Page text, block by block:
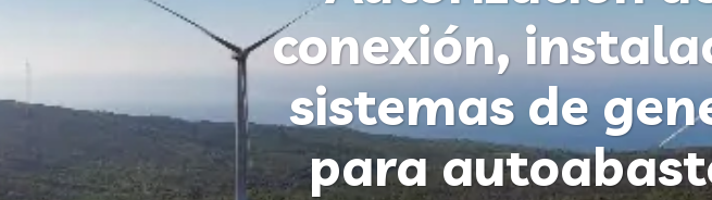
conexión,
sistemas de
para